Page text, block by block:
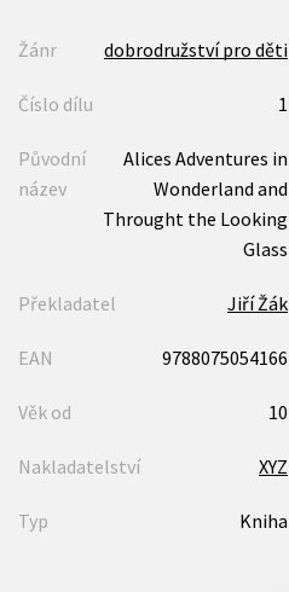
Žánr dobrodružství pro děti
Číslo dílu 1
Původní
název
Alices Adventures in
Wonderland and
Throught the Looking
Glass
Překladatel Jiří Žák
EAN 9788075054166
Věk od 10
Nakladatelství XYZ
Typ Kniha